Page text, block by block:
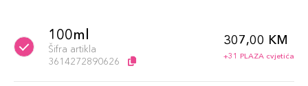
100ml
Šifra artikla
3614272890626
307,00 KM
+31 PLAZA cvjetića